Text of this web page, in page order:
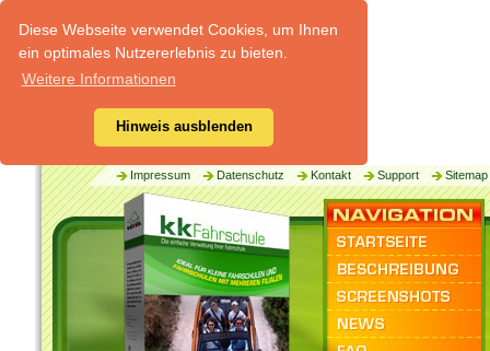
Diese Webseite verwendet Cookies, um Ihnen
ein optimales Nutzererlebnis zu bieten.
Weitere Informationen
Hinweis ausblenden
Impressum Datenschutz Kontakt Support Sitemap